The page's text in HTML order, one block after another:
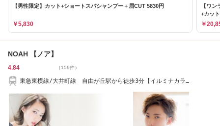
【男性限定】カット+ショートスパシャンプー＋眉CUT 5830円
￥5,830
【ワ
+カッ
￥
NOAH 【ノア】
4.84 （159件）
東急東横線/大井町線 自由が丘駅から徒歩3分【イルミナカラ